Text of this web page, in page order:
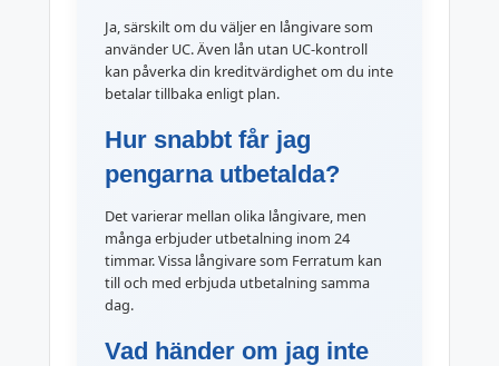
Ja, särskilt om du väljer en långivare som
använder UC. Även lån utan UC-kontroll
kan påverka din kreditvärdighet om du inte
betalar tillbaka enligt plan.
Hur snabbt får jag
pengarna utbetalda?
Det varierar mellan olika långivare, men
många erbjuder utbetalning inom 24
timmar. Vissa långivare som Ferratum kan
till och med erbjuda utbetalning samma
dag.
Vad händer om jag inte